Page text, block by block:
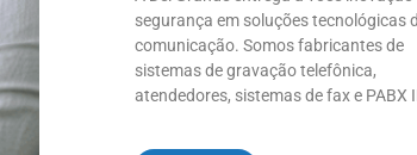
segurança em soluções tecnológicas
comunicação. Somos fabricantes de
sistemas de gravação telefônica,
atendedores, sistemas de fax e PABX